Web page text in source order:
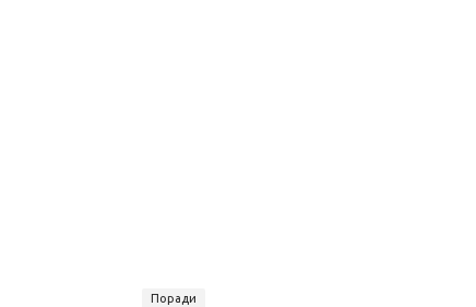
Поради